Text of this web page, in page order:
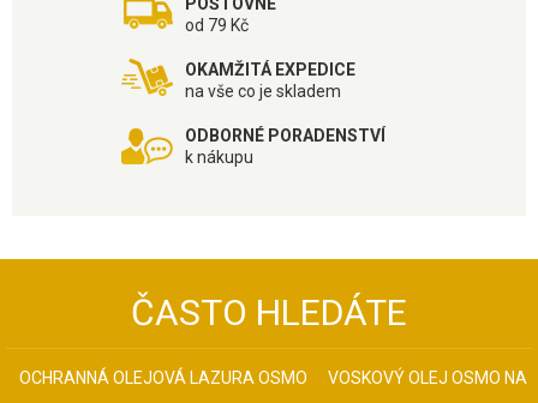
od 79 Kč
OKAMŽITÁ EXPEDICE
na vše co je skladem
ODBORNÉ PORADENSTVÍ
k nákupu
ČASTO HLEDÁTE
OCHRANNÁ OLEJOVÁ LAZURA OSMO VOSKOVÝ OLEJ OSMO NA